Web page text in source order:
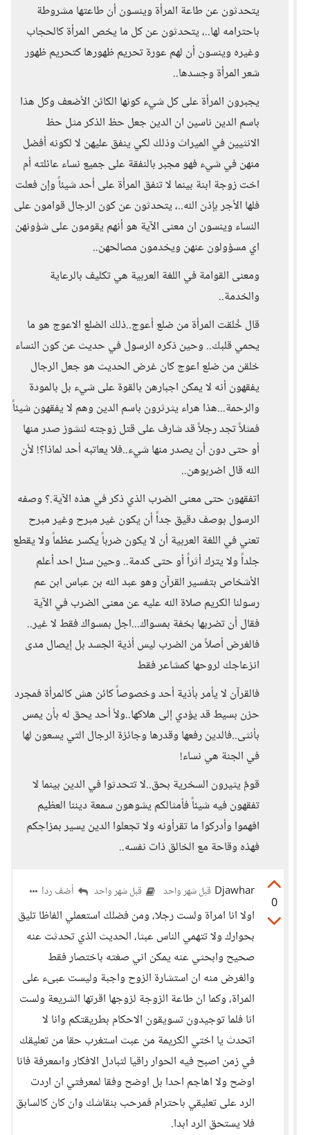
يتحدثون عن طاعة المرأة وينسون أن طاعتها مشروطة
باحترامه لها..، يتحدثون عن كل ما يخص المرأة كالحجاب
وغيره وينسون أن لهم عورة تحريم ظهورها كتحريم ظهور
شعر المرأة وجسدها..
يجبرون المرأة على كل شيء كونها الكائن الأضعف وكل هذا
باسم الدين ناسين ان الدين جعل حظ الذكر مثل حظ
الانثيين في الميراث وذلك لكي ينفق عليهن لا لكونه أفضل
منهن في شيء فهو مجبر بالنفقة على جميع نساء عائلته أم
اخت زوجة ابنة بينما لا تنفق المرأة على أحد شيئاً وإن فعلت
فلها الأجر بإذن الله..، يتحدثون عن كون الرجال قوامون على
النساء وينسون ان معنى الآية هو أنهم يقومون على شؤونهن
اي مسؤولون عنهن ويخدمون مصالحهن..
ومعنى القوامة في اللغة العربية هي تكليف بالرعاية
والخدمة..
قال خُلقت المرأة من ضلع أعوج..ذلك الضلع الاعوج هو ما
يحمي قلبك.. وحين ذكره الرسول في حديث عن كون النساء
خلقن من ضلع اعوج كان غرض الحديث هو جعل الرجال
يفقهون أنه لا يمكن اجبارهن بالقوة على شيء بل بالمودة
والرحمة...هذا هراء يثرثرون باسم الدين وهم لا يفقهون شيئاً
فمثلاً تجد رجلاً قد شارف على قتل زوجته لنشوز صدر منها
أو حتى دون أن يصدر منها شيء..فلا يعاتبه أحد لماذا؟! لأن
الله قال اضربوهن..
اتفقهون حتى معنى الضرب الذي ذكر في هذه الآية.؟ وصفه
الرسول بوصف دقيق جداً أن يكون غير مبرح وغير مبرح
تعني في اللغة العربية أن لا يكون ضرباً يكسر عظماً ولا يقطع
جلداً ولا يترك أثراً أو حتى كدمة.. وحين سئل احد أعلم
الأشخاص بتفسير القرآن وهو عبد الله بن عباس ابن عم
رسولنا الكريم صلاة الله عليه عن معنى الضرب في الآية
فقال أن تضربها بخفة بمسواك...اجل بمسواك فقط لا غير..
فالغرض أصلاً من الضرب ليس أذية الجسد بل إيصال مدى
انزعاجك لروحها كمشاعر فقط
فالقرآن لا يأمر بأذية أحد وخصوصاً كائن هش كالمرأة فمجرد
حزن بسيط قد يؤدي إلى هلاكها..ولأ أحد يحق له بأن يمس
بأنثى..فالدين رفعها وقدرها وجائزة الرجال التي يسعون لها
في الجنة هي نساء!
قومٌ يثيرون السخرية بحق..لا تتحدثوا في الدين بينما لا
تفقهون فيه شيئاً فأمثالكم يشوهون سمعة ديننا العظيم
افهموا وأدركوا ما تقرأونه ولا تجعلوا الدين يسير بمزاجكم
فهذه وقاحة مع الخالق ذات نفسه..
0
Djawhar قبل شهر واحد قبل شهر واحد أضف ردا
اولا انا امراة ولست رجلا، ومن فضلك استعملي الفاظا تليق
بحوارك ولا تتهمي الناس عبثا، الحديث الذي تحدثت عنه
صحيح وابحثي عنه يمكن اني صغته باختصار فقط
والغرض منه ان استشارة الزوح واجبة وليست عبىء على
المراة، وكما ان طاعة الزوجة لزوجها اقرتها الشريعة ولست
انا فلما توجيدون تسويقون الاحكام بطريقتكم وانا لا
اتحدث يا اختي الكريمة من عبث استغرب حقا من تعليقك
في زمن اصبح فيه الحوار راقيا لتبادل الافكار واىمعرفة فانا
اوضح ولا اهاجم احدا بل اوضح وفقا لمعرفتي ان اردت
الرد على تعليقي باحترام فمرحب بنقاشك وان كان كالسابق
فلا يستحق الرد ابدا.